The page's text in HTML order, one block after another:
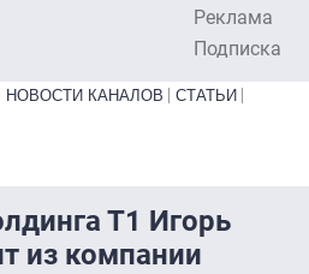
Реклама
Подписка
НОВОСТИ КАНАЛОВ
СТАТЬИ
Т1 Игорь
из компании